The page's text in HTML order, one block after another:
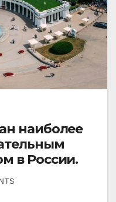
наиболее
в России.